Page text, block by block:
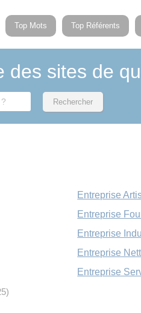
Top Mots Top Référents
des sites de
Entreprise
Entreprise
Entreprise
Entreprise
Entreprise